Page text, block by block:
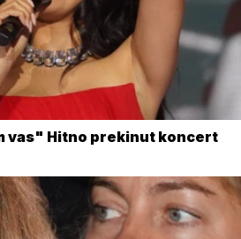
vas" Hitno prekinut koncert